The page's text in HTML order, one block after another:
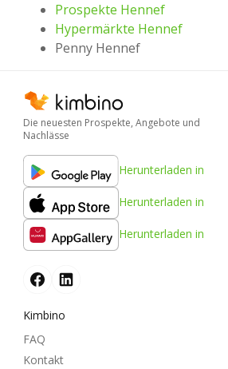
Prospekte Hennef
Hypermärkte Hennef
Penny Hennef
Die neuesten Prospekte, Angebote und
Nachlässe
Herunterladen in
Herunterladen in
Herunterladen in
Kimbino
FAQ
Kontakt